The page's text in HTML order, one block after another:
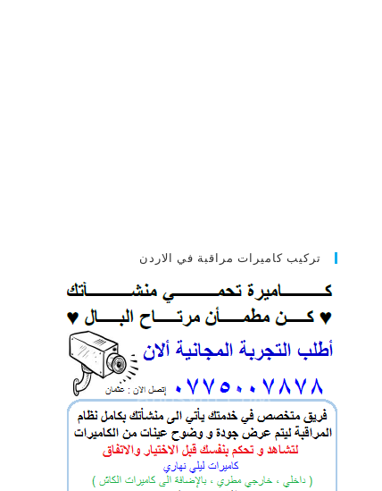
تركيب كاميرات مراقبة في الاردن